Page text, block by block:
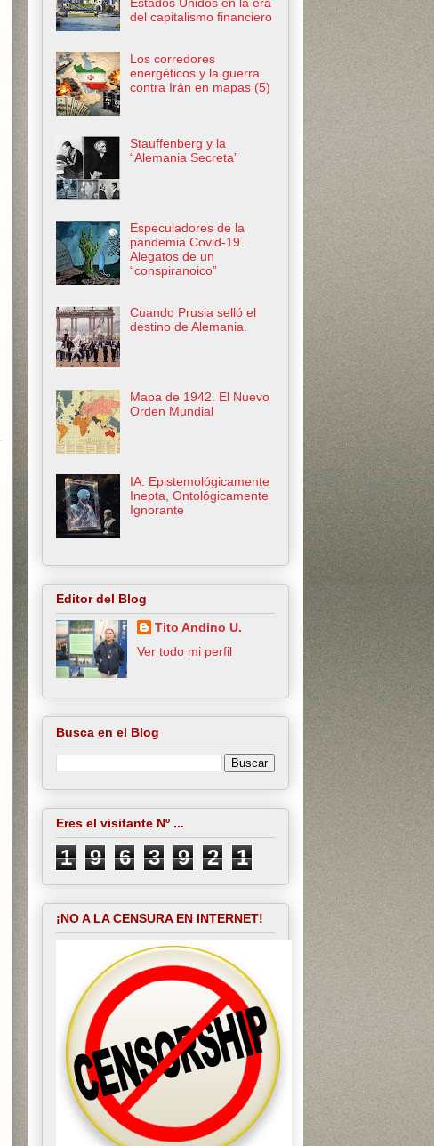
del capitalismo financiero
Los corredores
energéticos y la guerra
contra Irán en mapas (5)
Stauffenberg y la
“Alemania Secreta”
Especuladores de la
pandemia Covid-19.
Alegatos de un
“conspiranoico”
Cuando Prusia selló el
destino de Alemania.
Mapa de 1942. El Nuevo
Orden Mundial
IA: Epistemológicamente
Inepta, Ontológicamente
Ignorante
Editor del Blog
Tito Andino U.
Ver todo mi perfil
Busca en el Blog
Eres el visitante Nº ...
1 9 6 3 9 2 1
¡NO A LA CENSURA EN INTERNET!